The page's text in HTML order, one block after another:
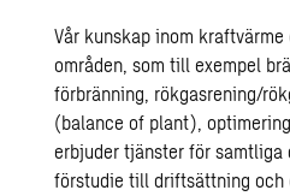
Vår kunskap inom
områden, som till exempel
förbränning, rökgasrening/
(balance of plant),
erbjuder tjänster för
förstudie till driftsättning och